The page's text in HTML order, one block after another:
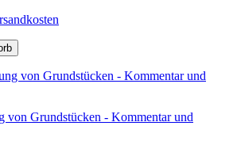
von Grundstücken - Kommentar und